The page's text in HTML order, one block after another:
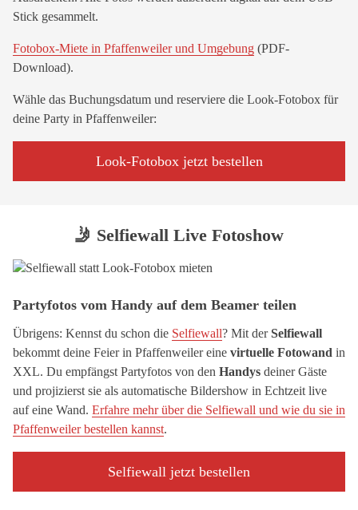
Stick gesammelt.
Fotobox-Miete in Pfaffenweiler und Umgebung (PDF-
Download).
Wähle das Buchungsdatum und reserviere die Look-Fotobox für
deine Party in Pfaffenweiler:
Look-Fotobox jetzt bestellen
🤳 Selfiewall Live Fotoshow
Partyfotos vom Handy auf dem Beamer teilen
Übrigens: Kennst du schon die Selfiewall? Mit derSelfiewall
bekommt deine Feier in Pfaffenweiler eine virtuelle Fotowand in
XXL. Du empfängst Partyfotos von den Handys deiner Gäste
und projizierst sie als automatische Bildershow in Echtzeit live
auf eine Wand. Erfahre mehr über die Selfiewall und wie du sie in
Pfaffenweiler bestellen kannst.
Selfiewall jetzt bestellen